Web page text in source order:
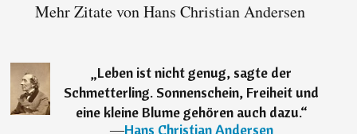
Mehr Zitate von Hans Christian Andersen
„Leben ist nicht genug, sagte der
Schmetterling. Sonnenschein, Freiheit und
eine kleine Blume gehören auch dazu.“
―Hans Christian Andersen